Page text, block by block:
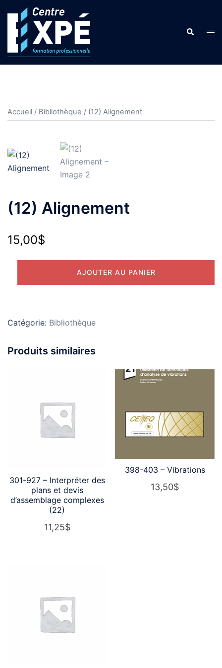
contenu
Search
Accueil / Bibliothèque / (12) Alignement
(12) Alignement
15,00$
AJOUTER AU PANIER
Catégorie: Bibliothèque
Produits similaires
301-927 – Interpréter des
plans et devis
d’assemblage complexes
(22)
11,25$
398-403 – Vibrations
13,50$